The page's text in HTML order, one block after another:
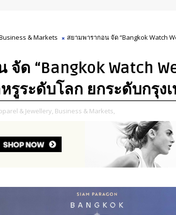
& Markets
สยามพารากอน จัด “Bangkok Watch
จัด “Bangkok Watch
ระดับโลก ยกระดับกรุงเ
& Jewellery, Business & Markets,